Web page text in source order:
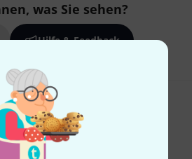
was Sie sehen?
Hilfe & Feedback